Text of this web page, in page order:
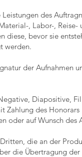
des
, Labor-,
diese, bevor sie
werden.
der Aufnahmen
Diapositive,
Zahlung des
oder auf Wunsch
die an der
die Übertragung